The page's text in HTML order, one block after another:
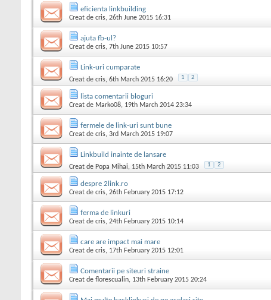
eficienta linkbuilding
Creat de cris, 26th June 2015 16:31
ajuta fb-ul?
Creat de cris, 7th June 2015 10:57
Link-uri cumparate
Creat de cris, 6th March 2015 16:20 1 2
lista comentarii bloguri
Creat de Marko08, 19th March 2014 23:34
fermele de link-uri sunt bune
Creat de cris, 3rd March 2015 19:07
Linkbuild inainte de lansare
Creat de Popa Mihai, 15th March 2015 11:03 1 2
despre 2link.ro
Creat de cris, 26th February 2015 17:12
ferma de linkuri
Creat de cris, 24th February 2015 10:14
care are impact mai mare
Creat de cris, 17th February 2015 12:01
Comentarii pe siteuri straine
Creat de florescualin, 13th February 2015 20:24